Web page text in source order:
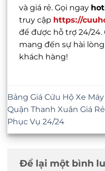
và giá rẻ. Gọi ngay
truy cập https://
để được hỗ trợ 24/
mang đến sự hài
khách hàng!
Bảng Giá Cứu Hộ Xe Máy
Quận Thanh Xuân Giá Rẻ
Phục Vụ 24/24
Để lại một bình